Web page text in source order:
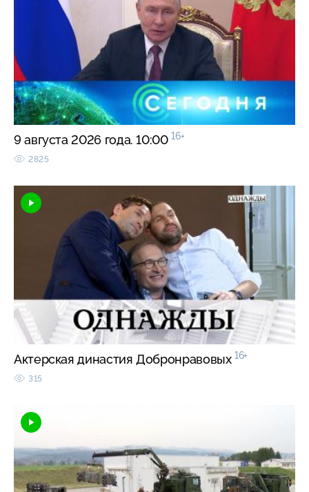
9 августа 2026 года. 10:00 16+
2825
Актерская династия Добронравовых 16+
315